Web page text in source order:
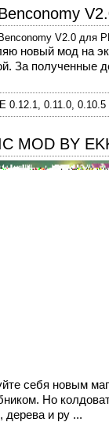
новый мод на
За полученные
0.12.1, 0.11.0, 0.10.5
MOD BY
себя новым
Но
дерева и ру ...